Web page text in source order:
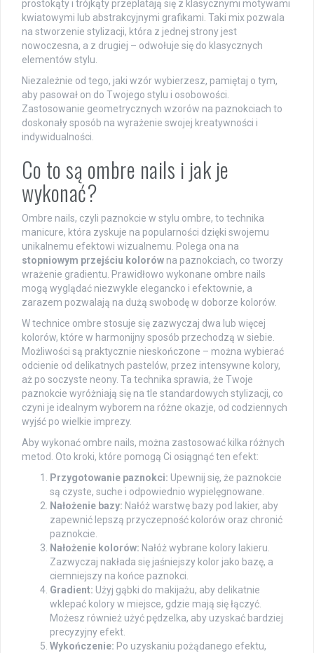
prostokąty i trójkąty przeplatają się z klasycznymi motywami
kwiatowymi lub abstrakcyjnymi grafikami. Taki mix pozwala
na stworzenie stylizacji, która z jednej strony jest
nowoczesna, a z drugiej – odwołuje się do klasycznych
elementów stylu.
Niezależnie od tego, jaki wzór wybierzesz, pamiętaj o tym,
aby pasował on do Twojego stylu i osobowości.
Zastosowanie geometrycznych wzorów na paznokciach to
doskonały sposób na wyrażenie swojej kreatywności i
indywidualności.
Co to są ombre nails i jak je
wykonać?
Ombre nails, czyli paznokcie w stylu ombre, to technika
manicure, która zyskuje na popularności dzięki swojemu
unikalnemu efektowi wizualnemu. Polega ona na
stopniowym przejściu kolorów na paznokciach, co tworzy
wrażenie gradientu. Prawidłowo wykonane ombre nails
mogą wyglądać niezwykle elegancko i efektownie, a
zarazem pozwalają na dużą swobodę w doborze kolorów.
W technice ombre stosuje się zazwyczaj dwa lub więcej
kolorów, które w harmonijny sposób przechodzą w siebie.
Możliwości są praktycznie nieskończone – można wybierać
odcienie od delikatnych pastelów, przez intensywne kolory,
aż po soczyste neony. Ta technika sprawia, że Twoje
paznokcie wyróżniają się na tle standardowych stylizacji, co
czyni je idealnym wyborem na różne okazje, od codziennych
wyjść po wielkie imprezy.
Aby wykonać ombre nails, można zastosować kilka różnych
metod. Oto kroki, które pomogą Ci osiągnąć ten efekt:
Przygotowanie paznokci: Upewnij się, że paznokcie
są czyste, suche i odpowiednio wypielęgnowane.
Nałożenie bazy: Nałóż warstwę bazy pod lakier, aby
zapewnić lepszą przyczepność kolorów oraz chronić
paznokcie.
Nałożenie kolorów: Nałóż wybrane kolory lakieru.
Zazwyczaj nakłada się jaśniejszy kolor jako bazę, a
ciemniejszy na końce paznokci.
Gradient: Użyj gąbki do makijażu, aby delikatnie
wklepać kolory w miejsce, gdzie mają się łączyć.
Możesz również użyć pędzelka, aby uzyskać bardziej
precyzyjny efekt.
Wykończenie: Po uzyskaniu pożądanego efektu,